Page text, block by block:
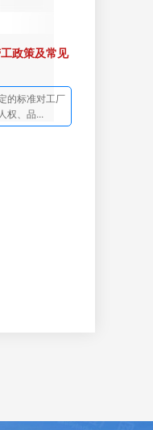
政策及常见
的标准对工厂
权、品...